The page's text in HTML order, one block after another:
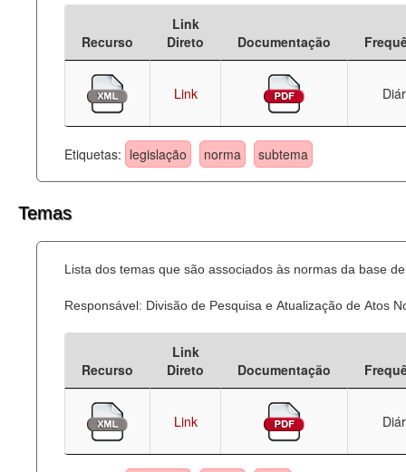
Recurso
Link
Direto
Documentação
Link
Etiquetas: legislação norma subtema
Temas
Lista dos temas que são associados às normas da base
Responsável: Divisão de Pesquisa e Atualização de Atos
Recurso
Link
Direto
Documentação
Link